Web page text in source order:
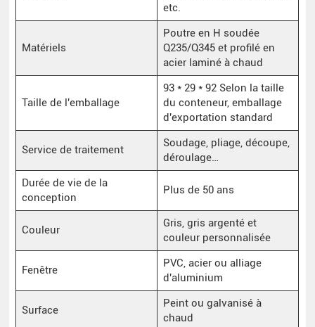
etc.
Matériels
Poutre en H soudée
Q235/Q345 et profilé en
acier laminé à chaud
Taille de l'emballage
93 * 29 * 92 Selon la taille
du conteneur, emballage
d'exportation standard
Service de traitement
Soudage, pliage, découpe,
déroulage…
Durée de vie de la
conception
Plus de 50 ans
Couleur
Gris, gris argenté et
couleur personnalisée
Fenêtre
PVC, acier ou alliage
d'aluminium
Surface
Peint ou galvanisé à
chaud